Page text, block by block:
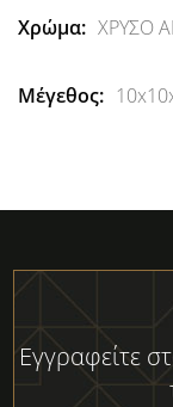
ΧΡΥΣΟ
Εγγραφείτε